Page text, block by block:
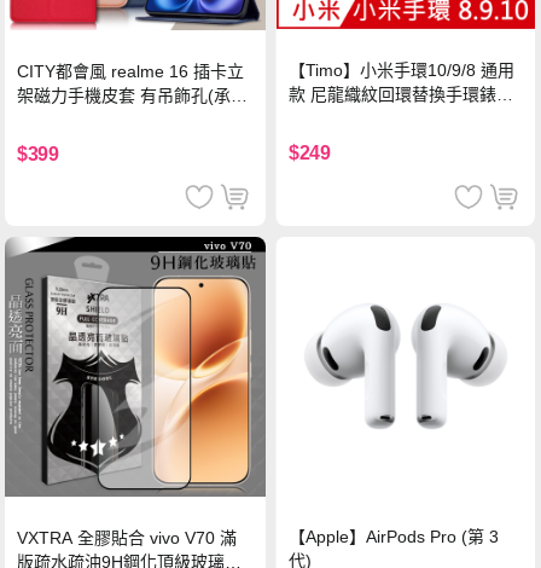
CITY都會風 realme 16 插卡立
架磁力手機皮套 有吊飾孔(承諾
$399
【Timo】小米手環10/9/8 通用
款 尼龍織紋回環替換手環錶帶-
$249
VXTRA 全膠貼合 vivo V70 滿
版疏水疏油9H鋼化頂級玻璃貼
【Apple】AirPods Pro (第 3
代)